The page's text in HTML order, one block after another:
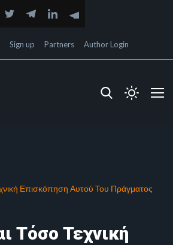
Sign up Partners Author Login
Επισκόπηση Αυτού Του Πράγματος
Τόσο Τεχνική